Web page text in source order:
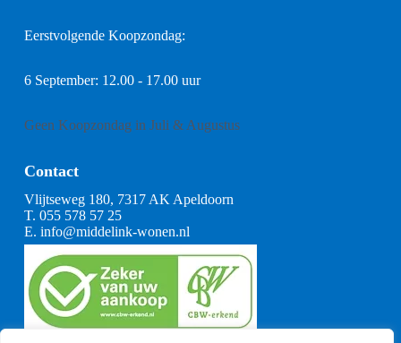
Eerstvolgende Koopzondag:
6 September: 12.00 - 17.00 uur
Geen Koopzondag in Juli & Augustus
Contact
Vlijtseweg 180, 7317 AK Apeldoorn
T. 055 578 57 25
E. info@middelink-wonen.nl